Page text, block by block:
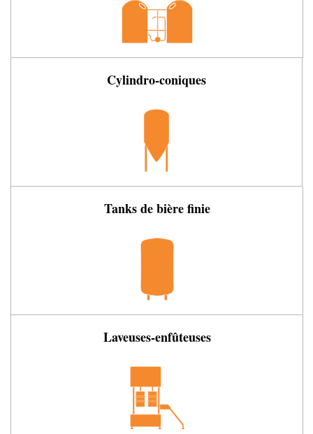
Cylindro-coniques
Tanks de bière finie
Laveuses-enfûteuses